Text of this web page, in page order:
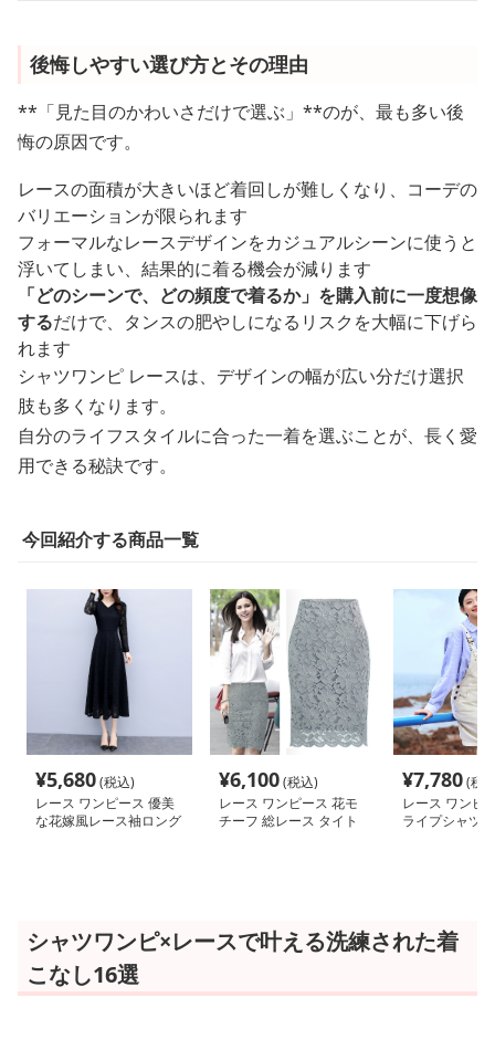
後悔しやすい選び方とその理由
**「見た目のかわいさだけで選ぶ」**のが、最も多い後
悔の原因です。
レースの面積が大きいほど着回しが難しくなり、コーデの
バリエーションが限られます
フォーマルなレースデザインをカジュアルシーンに使うと
浮いてしまい、結果的に着る機会が減ります
「どのシーンで、どの頻度で着るか」を購入前に一度想像
するだけで、タンスの肥やしになるリスクを大幅に下げら
れます
シャツワンピ レースは、デザインの幅が広い分だけ選択
肢も多くなります。
自分のライフスタイルに合った一着を選ぶことが、長く愛
用できる秘訣です。
今回紹介する商品一覧
¥5,680(税込)
レース ワンピース 優美
な花嫁風レース袖ロング
¥6,100(税込)
レース ワンピース 花モ
チーフ 総レース タイト
¥7,780(税
レース ワンピ
ライプシャツ
シャツワンピ×レースで叶える洗練された着
こなし16選